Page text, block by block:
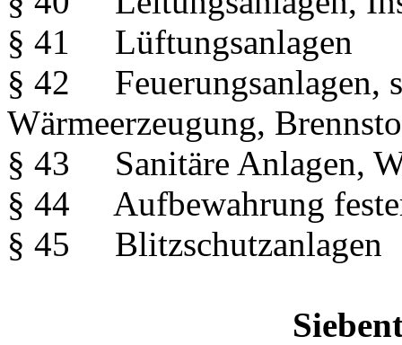
§ 41 Lüftungsanlagen
§ 42 Feuerungsanlagen,
Wärmeerzeugung,
§ 43 Sanitäre Anlagen,
§ 44 Aufbewahrung
§ 45 Blitzschutzanlagen